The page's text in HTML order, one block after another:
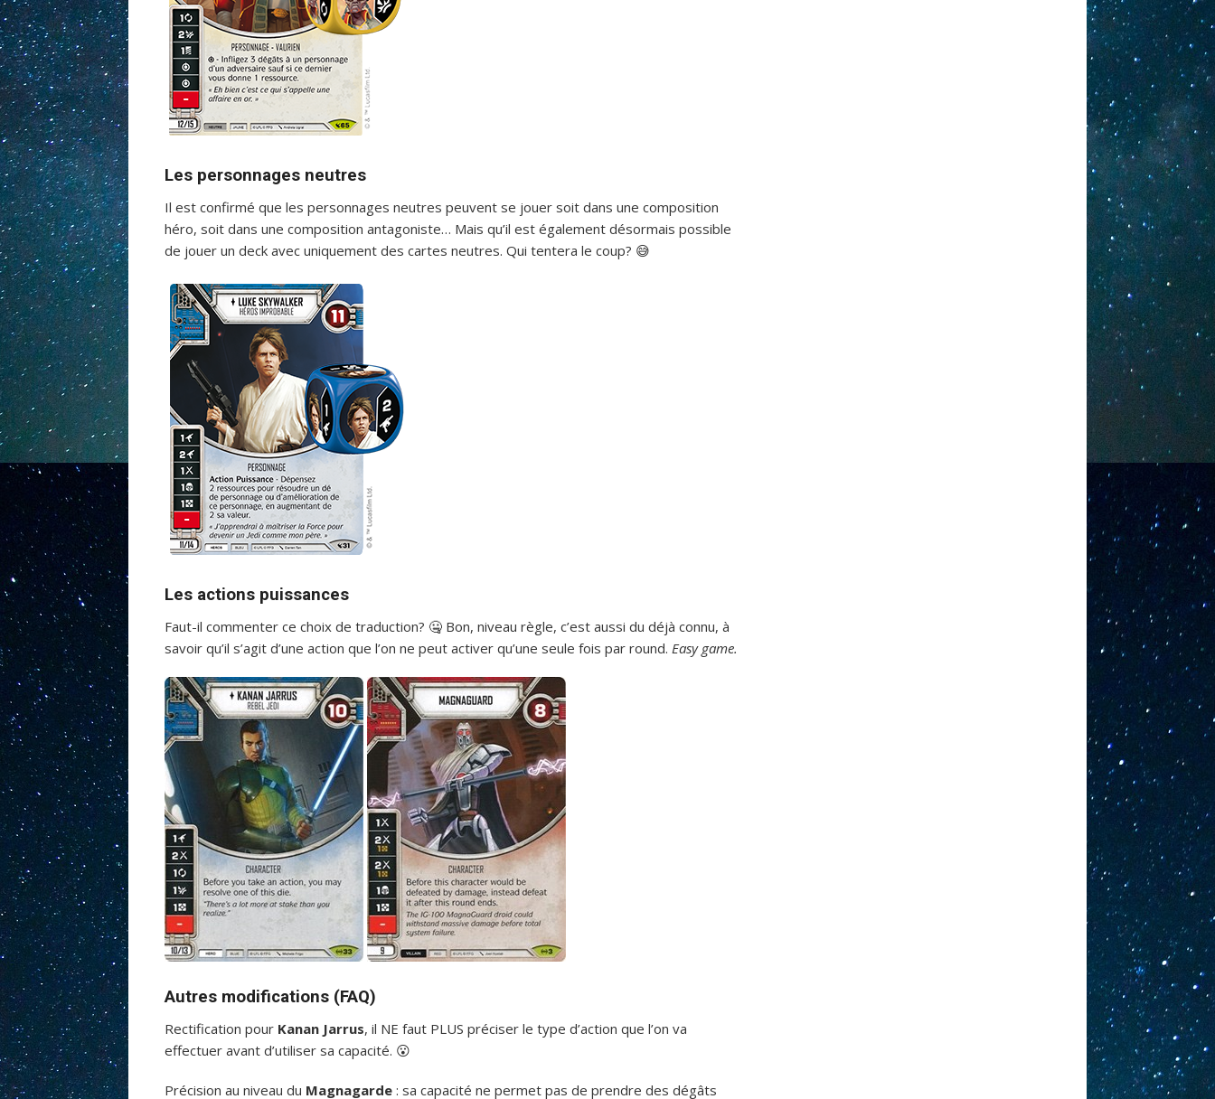
Les personnages neutres
Il est confirmé que les personnages neutres peuvent se jouer soit dans une composition
héro, soit dans une composition antagoniste… Mais qu’il est également désormais possible
de jouer un deck avec uniquement des cartes neutres. Qui tentera le coup? 😅
Les actions puissances
Faut-il commenter ce choix de traduction? 🤐 Bon, niveau règle, c’est aussi du déjà connu, à
savoir qu’il s’agit d’une action que l’on ne peut activer qu’une seule fois par round. Easy game.
Autres modifications (FAQ)
Rectification pour Kanan Jarrus, il NE faut PLUS préciser le type d’action que l’on va
effectuer avant d’utiliser sa capacité. 😮
Précision au niveau du Magnagarde : sa capacité ne permet pas de prendre des dégâts